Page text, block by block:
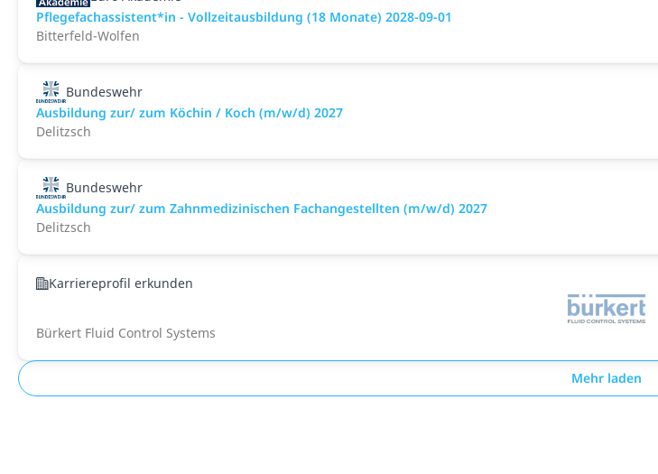
Pflegefachassistent*in - Vollzeitausbildung (18 Monate) 2028-09-01
Bitterfeld-Wolfen
Bundeswehr
Ausbildung zur/ zum Köchin / Koch (m/w/d) 2027
Delitzsch
Bundeswehr
Ausbildung zur/ zum Zahnmedizinischen Fachangestellten (m/w/d) 2027
Delitzsch
Karriereprofil erkunden
Bürkert Fluid Control Systems
Mehr laden